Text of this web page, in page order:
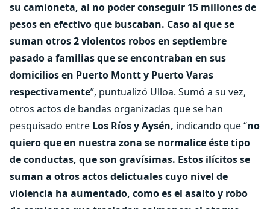
su camioneta, al no poder conseguir 15 millones de
pesos en efectivo que buscaban. Caso al que se
suman otros 2 violentos robos en septiembre
pasado a familias que se encontraban en sus
domicilios en Puerto Montt y Puerto Varas
respectivamente”, puntualizó Ulloa. Sumó a su vez,
otros actos de bandas organizadas que se han
pesquisado entre Los Ríos y Aysén, indicando que “no
quiero que en nuestra zona se normalice éste tipo
de conductas, que son gravísimas. Estos ilícitos se
suman a otros actos delictuales cuyo nivel de
violencia ha aumentado, como es el asalto y robo